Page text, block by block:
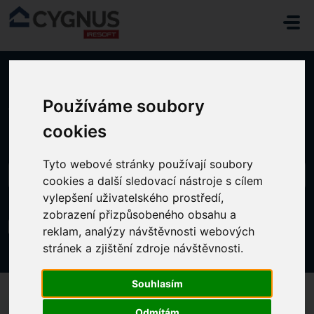
Používáme soubory
cookies
Tyto webové stránky používají soubory
cookies a další sledovací nástroje s cílem
vylepšení uživatelského prostředí,
zobrazení přizpůsobeného obsahu a
reklam, analýzy návštěvnosti webových
stránek a zjištění zdroje návštěvnosti.
Souhlasím
Přeskočit na hlavní obsah
... Nastavení diet
Nastavení diet
Změněno dne Po, 12 Srpen, 2024 v 7:39 DOPOLEDNE